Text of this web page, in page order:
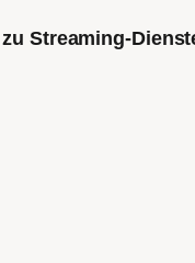
Streaming-